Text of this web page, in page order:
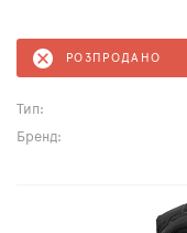
РОЗПРОДАНО
Тип:
Бренд: